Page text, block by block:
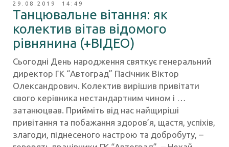
29.08.2019 14:49
Танцювальне вітання: як
колектив вітав відомого
рівнянина (+ВІДЕО)
Сьогодні День народження святкує генеральний
директор ГК “Автоград” Пасічник Віктор
Олександрович. Колектив вирішив привітати
свого керівника нестандартним чином і …
затанюцвав. Прийміть від нас найщиріші
привітання та побажання здоров’я, щастя, успіхів,
злагоди, піднесеного настрою та добробуту, –